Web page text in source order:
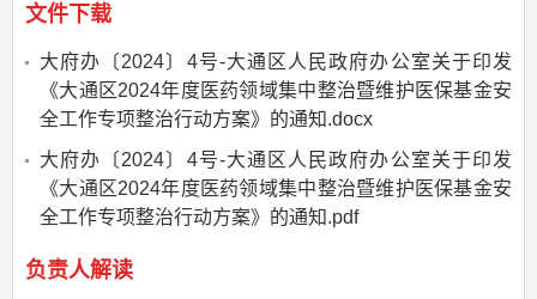
文件下载
大府办〔2024〕4号-大通区人民政府办公室关于印发
《大通区2024年度医药领域集中整治暨维护医保基金安
全工作专项整治行动方案》的通知.docx
大府办〔2024〕4号-大通区人民政府办公室关于印发
《大通区2024年度医药领域集中整治暨维护医保基金安
全工作专项整治行动方案》的通知.pdf
负责人解读